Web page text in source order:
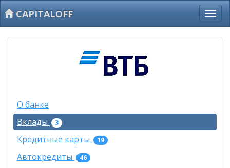
CAPITALOFF
О банке
Вклады
3
Кредитные карты 19
Автокредиты 46